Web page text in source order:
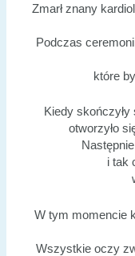
Zmarł znany
Podczas
które
Kiedy
otworzyło
i tak
W tym momencie
Wszystkie oczy